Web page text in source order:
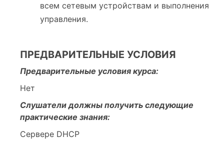
всем сетевым устройствам и выполнения
управления.
ПРЕДВАРИТЕЛЬНЫЕ УСЛОВИЯ
Предварительные условия курса:
Нет
Слушатели должны получить следующие
практические знания:
Сервере DHCP